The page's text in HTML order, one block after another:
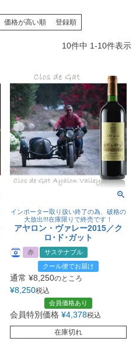
価格が高い順 登録順
10件中 1-10件表示
インポーター取り扱い終了の為、破格の
大放出!!!在庫限りで終売です！
アヤロン・ヴァレー2015／ク
ロ･ド･ガット
赤
サステナブル
クール便でお届け
通常 ¥8,250のところ
¥8,250税込
会員価格あり
会員特別価格 ¥4,378税込
在庫切れ